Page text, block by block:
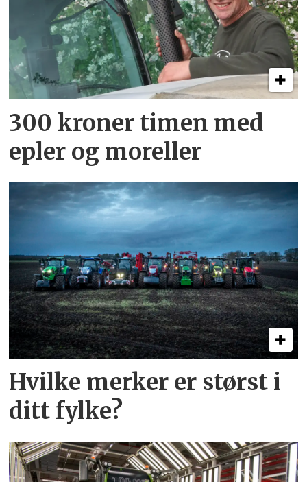
300 kroner timen med
epler og moreller
Hvilke merker er størst i
ditt fylke?